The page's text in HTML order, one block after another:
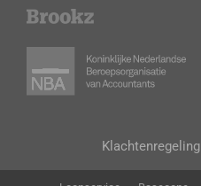
Klachtenregeling